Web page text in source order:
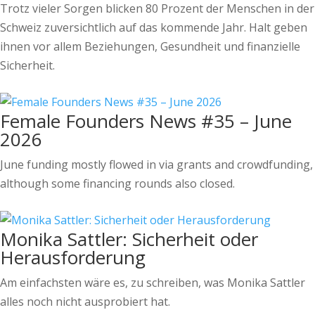
Trotz vieler Sorgen blicken 80 Prozent der Menschen in der
Schweiz zuversichtlich auf das kommende Jahr. Halt geben
ihnen vor allem Beziehungen, Gesundheit und finanzielle
Sicherheit.
Female Founders News #35 – June
2026
June funding mostly flowed in via grants and crowdfunding,
although some financing rounds also closed.
Monika Sattler: Sicherheit oder
Herausforderung
Am einfachsten wäre es, zu schreiben, was Monika Sattler
alles noch nicht ausprobiert hat.